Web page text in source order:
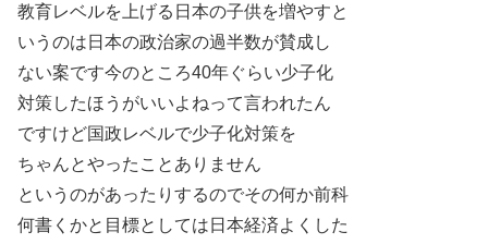
教育レベルを上げる日本の子供を増やすと
いうのは日本の政治家の過半数が賛成し
ない案です今のところ40年ぐらい少子化
対策したほうがいいよねって言われたん
ですけど国政レベルで少子化対策を
ちゃんとやったことありません
というのがあったりするのでその何か前科
何書くかと目標としては日本経済よくした